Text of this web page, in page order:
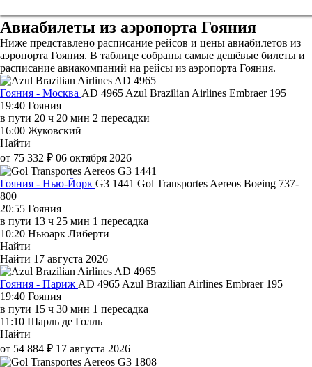
Авиабилеты из аэропорта Гояния
Ниже представлено расписание рейсов и цены авиабилетов из
аэропорта Гояния. В таблице собраны самые дешёвые билеты и
расписание авиакомпаний на рейсы из аэропорта Гояния.
Гояния - Москва AD 4965 Azul Brazilian Airlines Embraer 195
19:40 Гояния
в пути 20 ч 20 мин 2 пересадки
16:00 Жуковский
Найти
от 75 332 ₽ 06 октября 2026
Гояния - Нью-Йорк G3 1441 Gol Transportes Aereos Boeing 737-
800
20:55 Гояния
в пути 13 ч 25 мин 1 пересадка
10:20 Ньюарк Либерти
Найти
Найти 17 августа 2026
Гояния - Париж AD 4965 Azul Brazilian Airlines Embraer 195
19:40 Гояния
в пути 15 ч 30 мин 1 пересадка
11:10 Шарль де Голль
Найти
от 54 884 ₽ 17 августа 2026